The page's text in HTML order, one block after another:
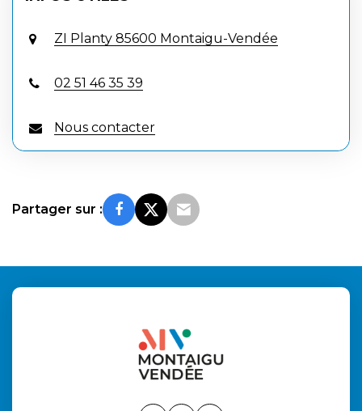
ZI Planty 85600 Montaigu-Vendée
02 51 46 35 39
Nous contacter
Partager sur :